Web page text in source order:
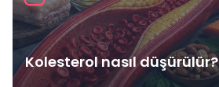
Kolesterol nasıl düşürülür?